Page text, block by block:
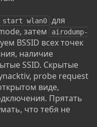
start wlan0 для
затем
airodump-
BSSID всех точек
наличие
SSID. Скрытые
probe request
виде,
Прятать
что тебя не